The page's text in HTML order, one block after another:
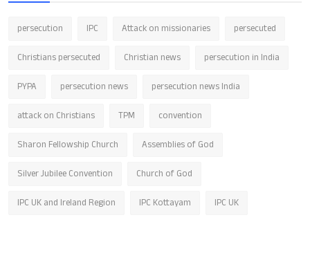
persecution IPC Attack on missionaries persecuted
Christians persecuted Christian news persecution in India
PYPA persecution news persecution news India
attack on Christians TPM convention
Sharon Fellowship Church Assemblies of God
Silver Jubilee Convention Church of God
IPC UK and Ireland Region IPC Kottayam IPC UK